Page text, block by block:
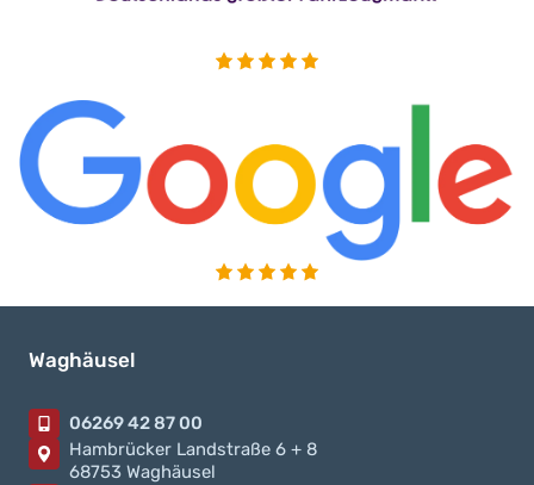
Waghäusel
06269 42 87 00
Hambrücker Landstraße 6 + 8
68753 Waghäusel